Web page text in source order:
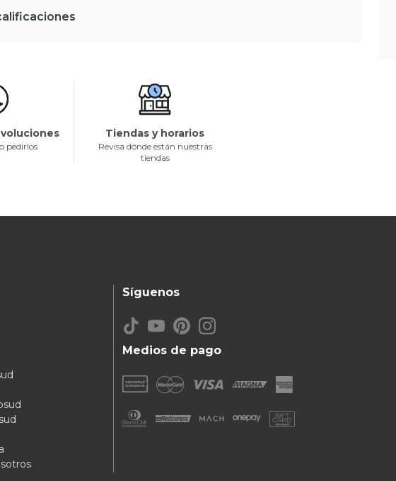
pedirlos
Tiendas y horarios
Revisa dónde están nuestras
tiendas
Medios de pago
Síguenos